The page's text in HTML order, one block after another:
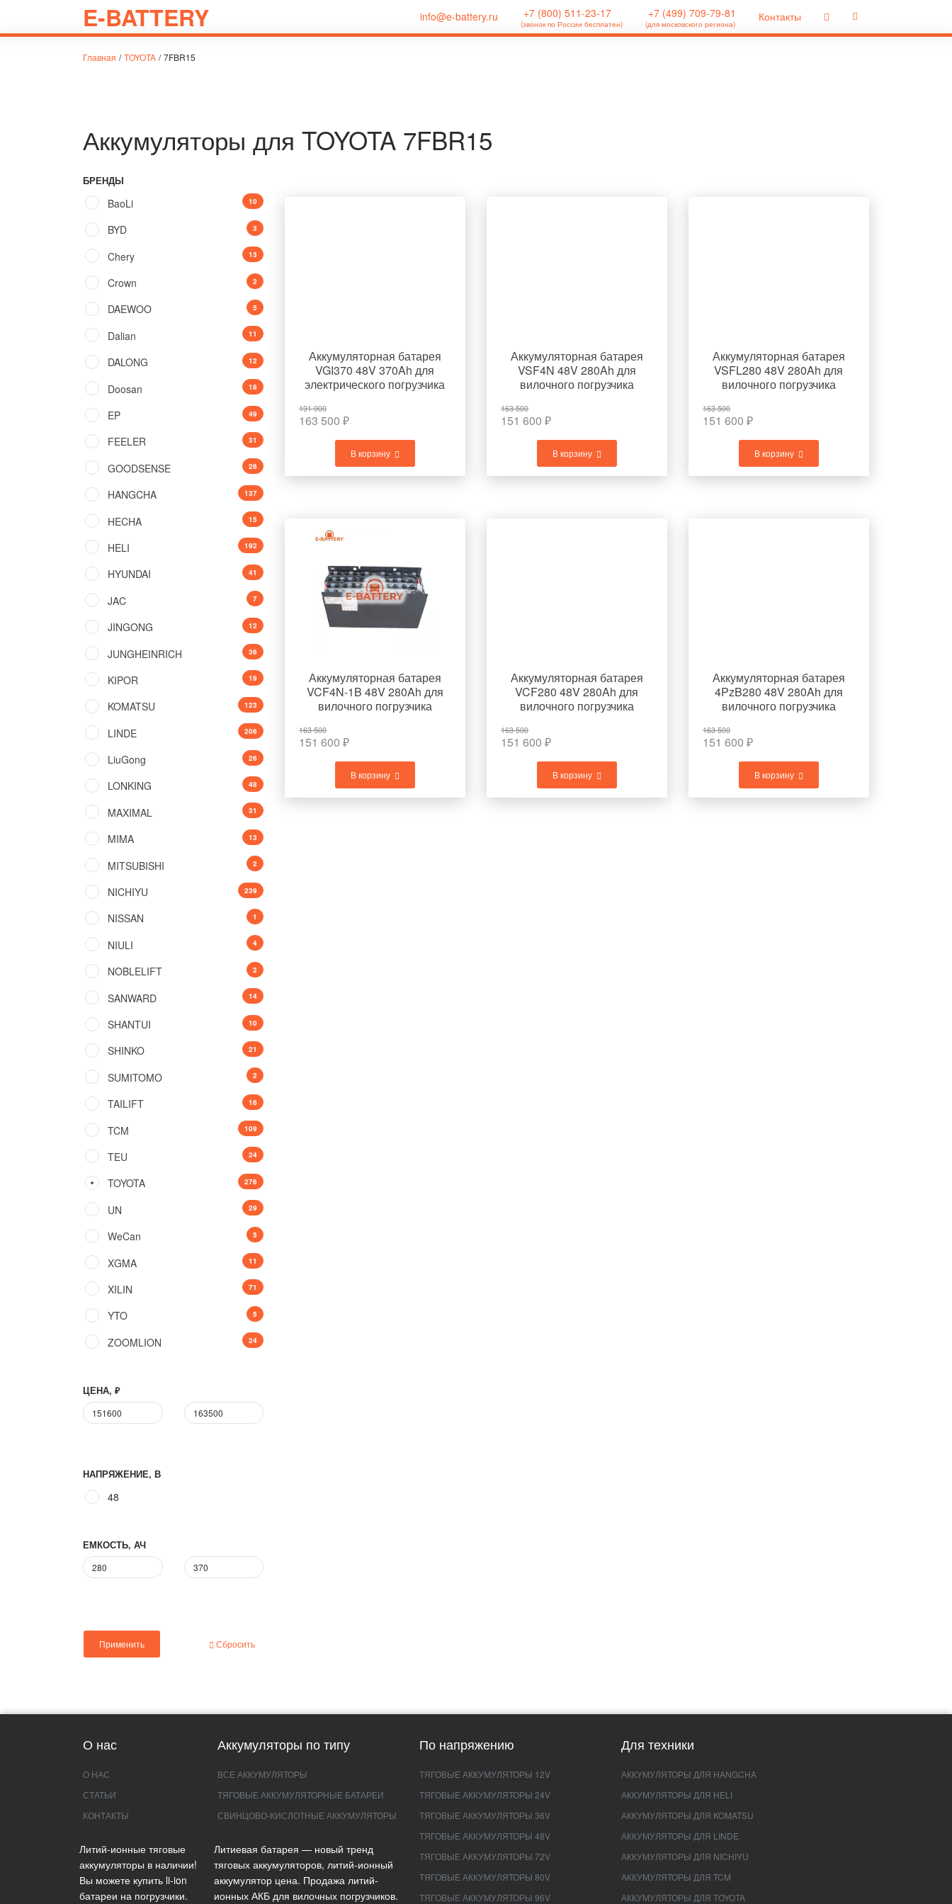
E-BATTERY info@e-battery.ru +7 (800) 511-23-17
(звонок по России бесплатен)
+7 (499) 709-79-81
(для московского региона)
Контакты
Главная / TOYOTA / 7FBR15
Аккумуляторы для TOYOTA 7FBR15
Аккумуляторная батарея
VGI370 48V 370Ah для
электрического погрузчика
191 900
163 500 ₽
В корзину
Аккумуляторная батарея
VSF4N 48V 280Ah для
вилочного погрузчика
163 500
151 600 ₽
В корзину
Аккумуляторная батарея
VSFL280 48V 280Ah для
вилочного погрузчика
163 500
151 600 ₽
В корзину
Аккумуляторная батарея
VCF4N-1B 48V 280Ah для
вилочного погрузчика
163 500
151 600 ₽
В корзину
Аккумуляторная батарея
VCF280 48V 280Ah для
вилочного погрузчика
163 500
151 600 ₽
В корзину
Аккумуляторная батарея
4PzB280 48V 280Ah для
вилочного погрузчика
163 500
151 600 ₽
В корзину
БРЕНДЫ
BaoLi 10
BYD 3
Chery 13
Crown 2
DAEWOO 5
Dalian 11
DALONG 12
Doosan 18
EP 49
FEELER 31
GOODSENSE 26
HANGCHA 137
HECHA 15
HELI 192
HYUNDAI 41
JAC 7
JINGONG 12
JUNGHEINRICH 36
KIPOR 19
KOMATSU 123
LINDE 206
LiuGong 26
LONKING 48
MAXIMAL 31
MIMA 13
MITSUBISHI 2
NICHIYU 239
NISSAN 1
NIULI 4
NOBLELIFT 2
SANWARD 14
SHANTUI 10
SHINKO 21
SUMITOMO 2
TAILIFT 16
TCM 109
TEU 24
TOYOTA 276
UN 29
WeCan 5
XGMA 11
XILIN 71
YTO 5
ZOOMLION 24
ЦЕНА, ₽
НАПРЯЖЕНИЕ, В
48
ЕМКОСТЬ, АЧ
Применить Сбросить
О нас
О НАС
СТАТЬИ
КОНТАКТЫ
Литий-ионные тяговые
аккумуляторы в наличии!
Вы можете купить li-ion
батареи на погрузчики.
Аккумуляторы по типу
ВСЕ АККУМУЛЯТОРЫ
ТЯГОВЫЕ АККУМУЛЯТОРНЫЕ БАТАРЕИ
СВИНЦОВО-КИСЛОТНЫЕ АККУМУЛЯТОРЫ
Литиевая батарея — новый тренд
тяговых аккумуляторов, литий-ионный
аккумулятор цена. Продажа литий-
ионных АКБ для вилочных погрузчиков.
По напряжению
ТЯГОВЫЕ АККУМУЛЯТОРЫ 12V
ТЯГОВЫЕ АККУМУЛЯТОРЫ 24V
ТЯГОВЫЕ АККУМУЛЯТОРЫ 36V
ТЯГОВЫЕ АККУМУЛЯТОРЫ 48V
ТЯГОВЫЕ АККУМУЛЯТОРЫ 72V
ТЯГОВЫЕ АККУМУЛЯТОРЫ 80V
ТЯГОВЫЕ АККУМУЛЯТОРЫ 96V
Для техники
АККУМУЛЯТОРЫ ДЛЯ HANGCHA
АККУМУЛЯТОРЫ ДЛЯ HELI
АККУМУЛЯТОРЫ ДЛЯ KOMATSU
АККУМУЛЯТОРЫ ДЛЯ LINDE
АККУМУЛЯТОРЫ ДЛЯ NICHIYU
АККУМУЛЯТОРЫ ДЛЯ TCM
АККУМУЛЯТОРЫ ДЛЯ TOYOTA